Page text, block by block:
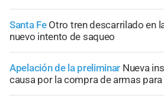
Santa Fe Otro tren descarrilado en
nuevo intento de saqueo
Apelación de la preliminar Nueva
causa por la compra de armas